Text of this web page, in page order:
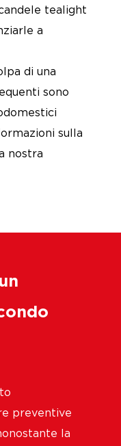
tealight
a
di una
sono
sulla
nostra
preventive
la